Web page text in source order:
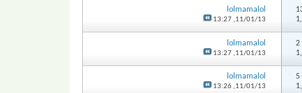
lolmamalol
11/01/13,
13:27
lolmamalol
11/01/13,
13:27
lolmamalol
11/01/13,
13:26